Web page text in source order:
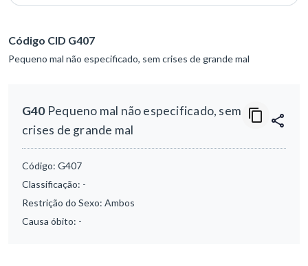
Código CID G407
Pequeno mal não especificado, sem crises de grande mal
G40Pequeno mal não especificado, sem
crises de grande mal
Código: G407
Classificação: -
Restrição do Sexo: Ambos
Causa óbito: -